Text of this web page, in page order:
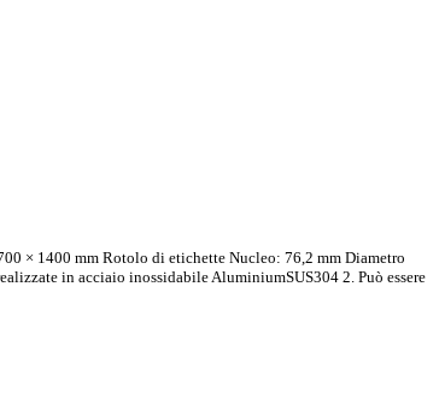
× 1400 mm Rotolo di etichette Nucleo: 76,2 mm Diametro
in acciaio inossidabile AluminiumSUS304 2. Può essere